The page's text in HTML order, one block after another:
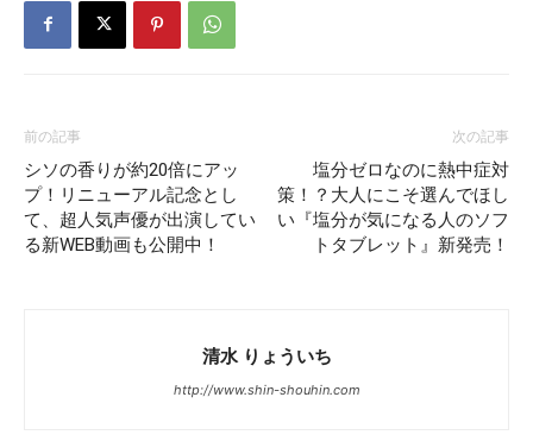
前の記事
シソの香りが約20倍にアッ
プ！リニューアル記念とし
て、超人気声優が出演してい
る新WEB動画も公開中！
次の記事
塩分ゼロなのに熱中症対
策！？大人にこそ選んでほし
い『塩分が気になる人のソフ
トタブレット』新発売！
清水 りょういち
http://www.shin-shouhin.com